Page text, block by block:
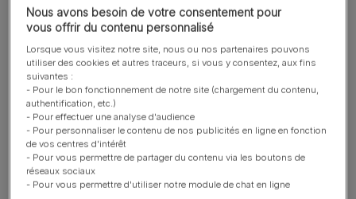
Montrer 12 sur 28 articles
Les articles les plus consultés
Symptômes et maladies du chat
FIV chez le chat : comprendre le
comment protéger votre
Nous avons besoin de votre consentement pour
vous offrir du contenu personnalisé
Lorsque vous visitez notre site, nous ou nos partenaires pouvons
utiliser des cookies et autres traceurs, si vous y consentez, aux fins
suivantes :
- Pour le bon fonctionnement de notre site (chargement du contenu,
authentification, etc.)
- Pour effectuer une analyse d'audience
- Pour personnaliser le contenu de nos publicités en ligne en fonction
de vos centres d'intérêt
- Pour vous permettre de partager du contenu via les boutons de
réseaux sociaux
- Pour vous permettre d'utiliser notre module de chat en ligne